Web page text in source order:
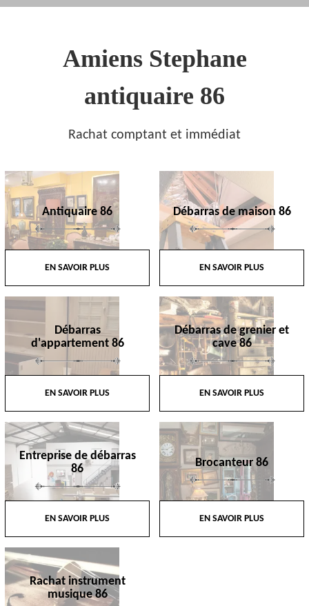
Amiens Stephane
antiquaire 86
Rachat comptant et immédiat
Antiquaire 86
EN SAVOIR PLUS
Débarras de maison 86
EN SAVOIR PLUS
Débarras
d'appartement 86
EN SAVOIR PLUS
Débarras de grenier et
cave 86
EN SAVOIR PLUS
Entreprise de débarras
86
EN SAVOIR PLUS
Brocanteur 86
EN SAVOIR PLUS
Rachat instrument
musique 86